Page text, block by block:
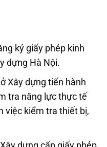
ký giấy phép kinh
dựng Hà Nội.
Xây dựng tiến hành
tra năng lực thực tế
việc kiểm tra thiết bị,